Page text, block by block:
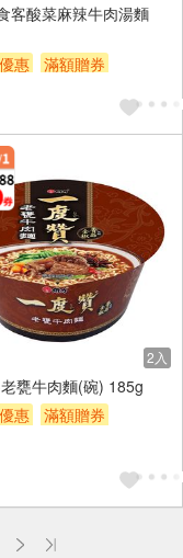
客酸菜麻辣牛肉湯麵
惠
滿額贈券
2入
甕牛肉麵(碗) 185g
惠
滿額贈券